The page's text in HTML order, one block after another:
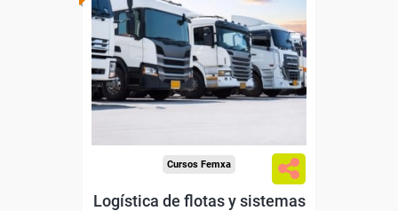
Para desempleados,
trabajadores y autónomos.
Sector
-Transporte y Logística.
Cursos Femxa
Logística de flotas y sistemas